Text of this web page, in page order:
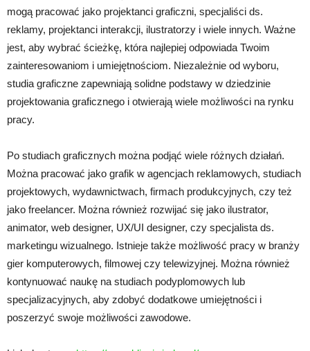
mogą pracować jako projektanci graficzni, specjaliści ds.
reklamy, projektanci interakcji, ilustratorzy i wiele innych. Ważne
jest, aby wybrać ścieżkę, która najlepiej odpowiada Twoim
zainteresowaniom i umiejętnościom. Niezależnie od wyboru,
studia graficzne zapewniają solidne podstawy w dziedzinie
projektowania graficznego i otwierają wiele możliwości na rynku
pracy.
Po studiach graficznych można podjąć wiele różnych działań.
Można pracować jako grafik w agencjach reklamowych, studiach
projektowych, wydawnictwach, firmach produkcyjnych, czy też
jako freelancer. Można również rozwijać się jako ilustrator,
animator, web designer, UX/UI designer, czy specjalista ds.
marketingu wizualnego. Istnieje także możliwość pracy w branży
gier komputerowych, filmowej czy telewizyjnej. Można również
kontynuować naukę na studiach podyplomowych lub
specjalizacyjnych, aby zdobyć dodatkowe umiejętności i
poszerzyć swoje możliwości zawodowe.